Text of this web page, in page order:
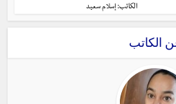
الكاتب: إسلام سعيد
الكاتب